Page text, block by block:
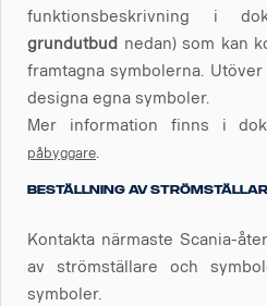
funktionsbeskrivning i
grundutbud nedan) som kan
framtagna symbolerna.
designa egna symboler.
Mer information finns i
påbyggare.
Beställning av
Kontakta närmaste Scania-
av strömställare och
symboler.